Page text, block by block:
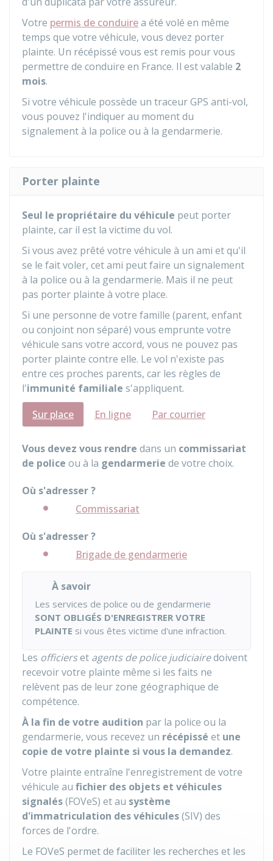
Votre permis de conduirea été volé en même
temps que votre véhicule, vous devez porter
plainte. Un récépissé vous est remis pour vous
permettre de conduire en France. Il est valable 2
mois.
Si votre véhicule possède un traceur GPS anti-vol,
vous pouvez l'indiquer au moment du
signalement à la police ou à la gendarmerie.
Porter plainte
Seul le propriétaire du véhicule peut porter
plainte, car il est la victime du vol.
Si vous avez prêté votre véhicule à un ami et qu'il
se le fait voler, cet ami peut faire un signalement
à la police ou à la gendarmerie. Mais il ne peut
pas porter plainte à votre place.
Si une personne de votre famille (parent, enfant
ou conjoint non séparé) vous emprunte votre
véhicule sans votre accord, vous ne pouvez pas
porter plainte contre elle. Le vol n'existe pas
entre ces proches parents, car les règles de
l'immunité familiale s'appliquent.
Sur place
En ligne Par courrier
Vous devez vous rendre dans un commissariat
de police ou à la gendarmerie de votre choix.
Où s'adresser ?
Commissariat
Où s'adresser ?
Brigade de gendarmerie
À savoir
Les services de police ou de gendarmerie
SONT OBLIGÉS D'ENREGISTRER VOTRE
PLAINTE si vous êtes victime d'une infraction.
Les officierset agents de police judiciairedoivent
recevoir votre plainte même si les faits ne
relèvent pas de leur zone géographique de
compétence.
À la fin de votre audition par la police ou la
gendarmerie, vous recevez un récépissé et une
copie de votre plainte si vous la demandez.
Votre plainte entraîne l'enregistrement de votre
véhicule au fichier des objets et véhicules
signalés(FOVeS) et au système
d'immatriculation des véhicules(SIV) des
forces de l'ordre.
Le FOVeS permet de faciliter les recherches et les